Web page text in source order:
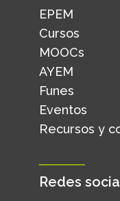
EPEM
Cursos
MOOCs
AYEM
Funes
Eventos
Recursos y
Redes